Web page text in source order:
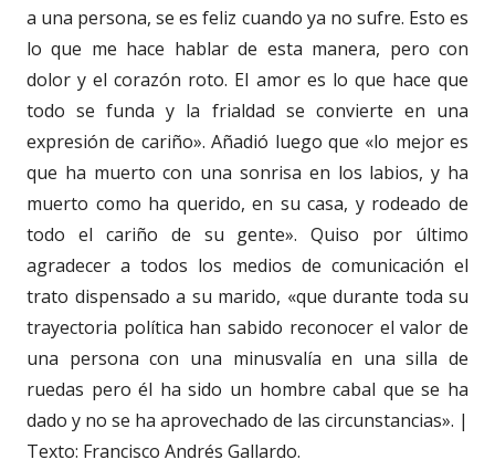
a una persona, se es feliz cuando ya no sufre. Esto es
lo que me hace hablar de esta manera, pero con
dolor y el corazón roto. El amor es lo que hace que
todo se funda y la frialdad se convierte en una
expresión de cariño». Añadió luego que «lo mejor es
que ha muerto con una sonrisa en los labios, y ha
muerto como ha querido, en su casa, y rodeado de
todo el cariño de su gente». Quiso por último
agradecer a todos los medios de comunicación el
trato dispensado a su marido, «que durante toda su
trayectoria política han sabido reconocer el valor de
una persona con una minusvalía en una silla de
ruedas pero él ha sido un hombre cabal que se ha
dado y no se ha aprovechado de las circunstancias». |
Texto: Francisco Andrés Gallardo.